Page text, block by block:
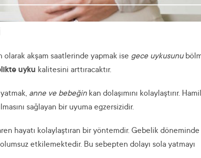
akşam saatlerinde yapmak ise gece uykusunu
uyku kalitesini arttıracaktır.
anne ve bebeğinkan dolaşımını kolaylaştırır.
sağlayan bir uyuma egzersizidir.
hayatı kolaylaştıran bir yöntemdir. Gebelik döneminde
etkilemektedir. Bu sebepten dolayı sola yatmayı